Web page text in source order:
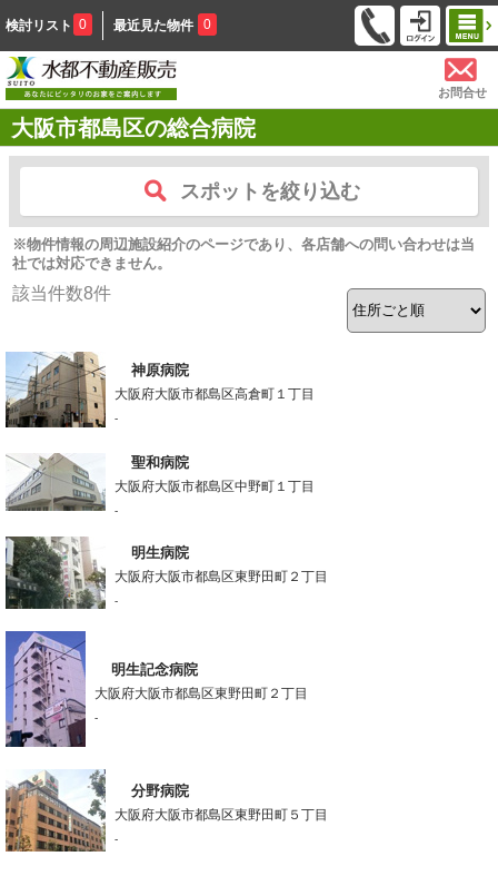
検討リスト 0 最近見た物件 0
お問合せ
大阪市都島区の総合病院
スポットを絞り込む
※物件情報の周辺施設紹介のページであり、各店舗への問い合わせは当
社では対応できません。
該当件数8件
神原病院
大阪府大阪市都島区高倉町１丁目
-
聖和病院
大阪府大阪市都島区中野町１丁目
-
明生病院
大阪府大阪市都島区東野田町２丁目
-
明生記念病院
大阪府大阪市都島区東野田町２丁目
-
分野病院
大阪府大阪市都島区東野田町５丁目
-